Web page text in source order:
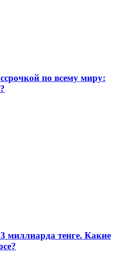
по всему миру:
миллиарда тенге. Какие